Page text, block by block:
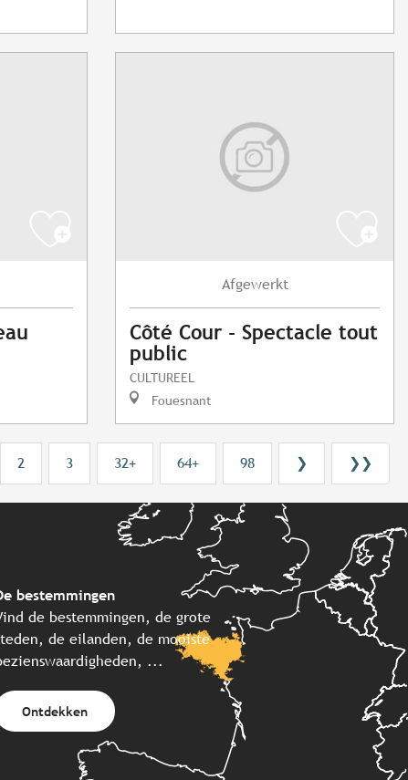
Afgewerkt
Côté Cour - Spectacle tout
public
CULTUREEL
Fouesnant
2 3 32+ 64+ 98 ❯ ❯❯
bestemmingen
de bestemmingen, de grote
de eilanden, de mooiste
...
Ontdekken